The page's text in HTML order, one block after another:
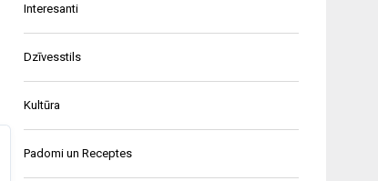
Interesanti
Dzīvesstils
Kultūra
Padomi un Receptes